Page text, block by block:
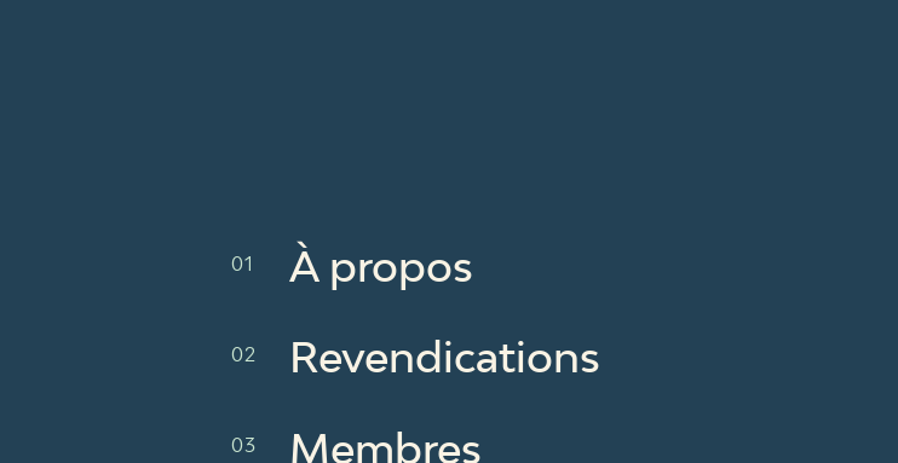
À propos
Revendications
Membres